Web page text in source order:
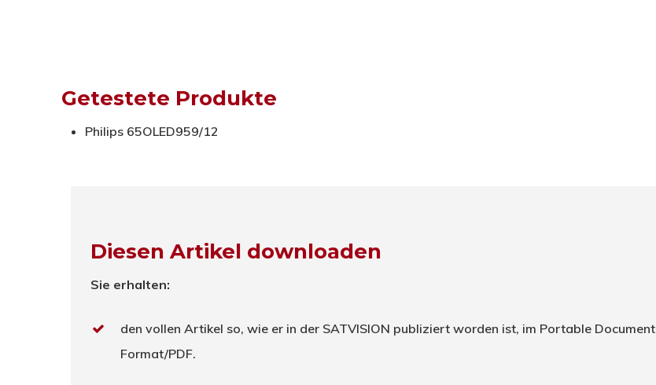
Getestete Produkte
Philips 65OLED959/12
Diesen Artikel downloaden
Sie erhalten:
den vollen Artikel so, wie er in der SATVISION publiziert worden ist, im Portable Document
Format/PDF.